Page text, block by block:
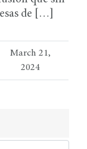
de […]
March 21,
2024